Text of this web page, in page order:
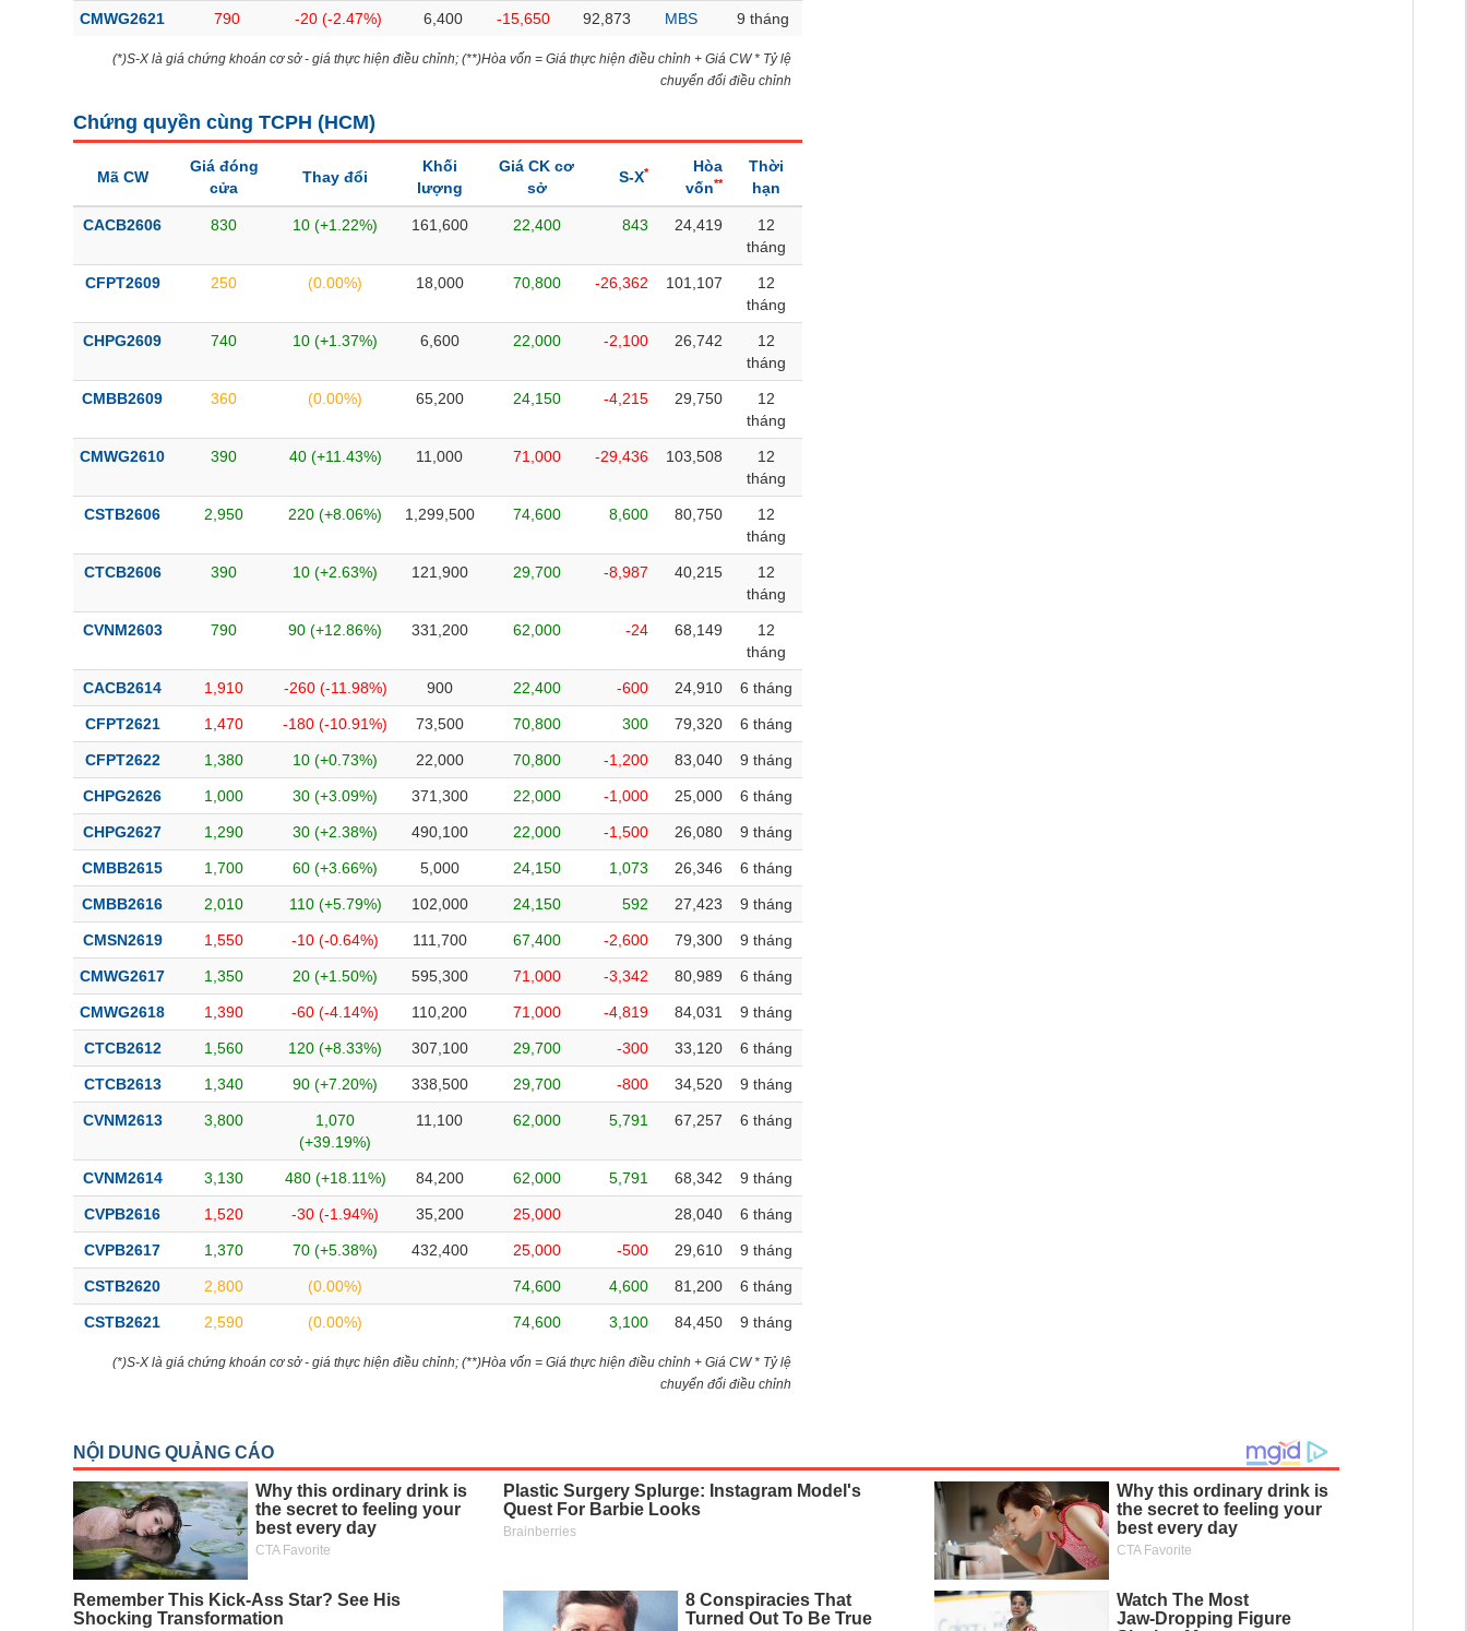
CMWG2621 790 -20 (-2.47%) 6,400 -15,650 92,873 MBS 9 tháng
(*)S-X là giá chứng khoán cơ sở - giá thực hiện điều chỉnh; (**)Hòa vốn = Giá thực hiện điều chỉnh + Giá CW * Tỷ lệ
chuyển đổi điều chỉnh
Chứng quyền cùng TCPH (HCM)
Mã CW
Giá đóng
cửa
Thay đổi
Khối
lượng
Giá CK cơ
sở
S-X*
Hòa
vốn**
Thời
hạn
CACB2606 830 10 (+1.22%) 161,600 22,400 843 24,419
12
tháng
CFPT2609 250 (0.00%) 18,000 70,800 -26,362 101,107
12
tháng
CHPG2609 740 10 (+1.37%) 6,600 22,000 -2,100 26,742
12
tháng
CMBB2609 360 (0.00%) 65,200 24,150 -4,215 29,750
12
tháng
CMWG2610 390 40 (+11.43%) 11,000 71,000 -29,436 103,508
12
tháng
CSTB2606 2,950 220 (+8.06%) 1,299,500 74,600 8,600 80,750
12
tháng
CTCB2606 390 10 (+2.63%) 121,900 29,700 -8,987 40,215
12
tháng
CVNM2603 790 90 (+12.86%) 331,200 62,000 -24 68,149
12
tháng
CACB2614 1,910 -260 (-11.98%) 900 22,400 -600 24,910 6 tháng
CFPT2621 1,470 -180 (-10.91%) 73,500 70,800 300 79,320 6 tháng
CFPT2622 1,380 10 (+0.73%) 22,000 70,800 -1,200 83,040 9 tháng
CHPG2626 1,000 30 (+3.09%) 371,300 22,000 -1,000 25,000 6 tháng
CHPG2627 1,290 30 (+2.38%) 490,100 22,000 -1,500 26,080 9 tháng
CMBB2615 1,700 60 (+3.66%) 5,000 24,150 1,073 26,346 6 tháng
CMBB2616 2,010 110 (+5.79%) 102,000 24,150 592 27,423 9 tháng
CMSN2619 1,550 -10 (-0.64%) 111,700 67,400 -2,600 79,300 9 tháng
CMWG2617 1,350 20 (+1.50%) 595,300 71,000 -3,342 80,989 6 tháng
CMWG2618 1,390 -60 (-4.14%) 110,200 71,000 -4,819 84,031 9 tháng
CTCB2612 1,560 120 (+8.33%) 307,100 29,700 -300 33,120 6 tháng
CTCB2613 1,340 90 (+7.20%) 338,500 29,700 -800 34,520 9 tháng
CVNM2613 3,800
1,070
(+39.19%)
11,100 62,000 5,791 67,257 6 tháng
CVNM2614 3,130 480 (+18.11%) 84,200 62,000 5,791 68,342 9 tháng
CVPB2616 1,520 -30 (-1.94%) 35,200 25,000 28,040 6 tháng
CVPB2617 1,370 70 (+5.38%) 432,400 25,000 -500 29,610 9 tháng
CSTB2620 2,800 (0.00%) 74,600 4,600 81,200 6 tháng
CSTB2621 2,590 (0.00%) 74,600 3,100 84,450 9 tháng
(*)S-X là giá chứng khoán cơ sở - giá thực hiện điều chỉnh; (**)Hòa vốn = Giá thực hiện điều chỉnh + Giá CW * Tỷ lệ
chuyển đổi điều chỉnh